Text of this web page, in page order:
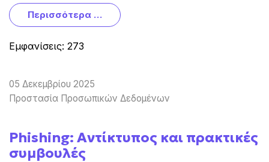
Περισσότερα …
Εμφανίσεις: 273
05 Δεκεμβρίου 2025
Προστασία Προσωπικών Δεδομένων
Phishing: Αντίκτυπος και πρακτικές
συμβουλές